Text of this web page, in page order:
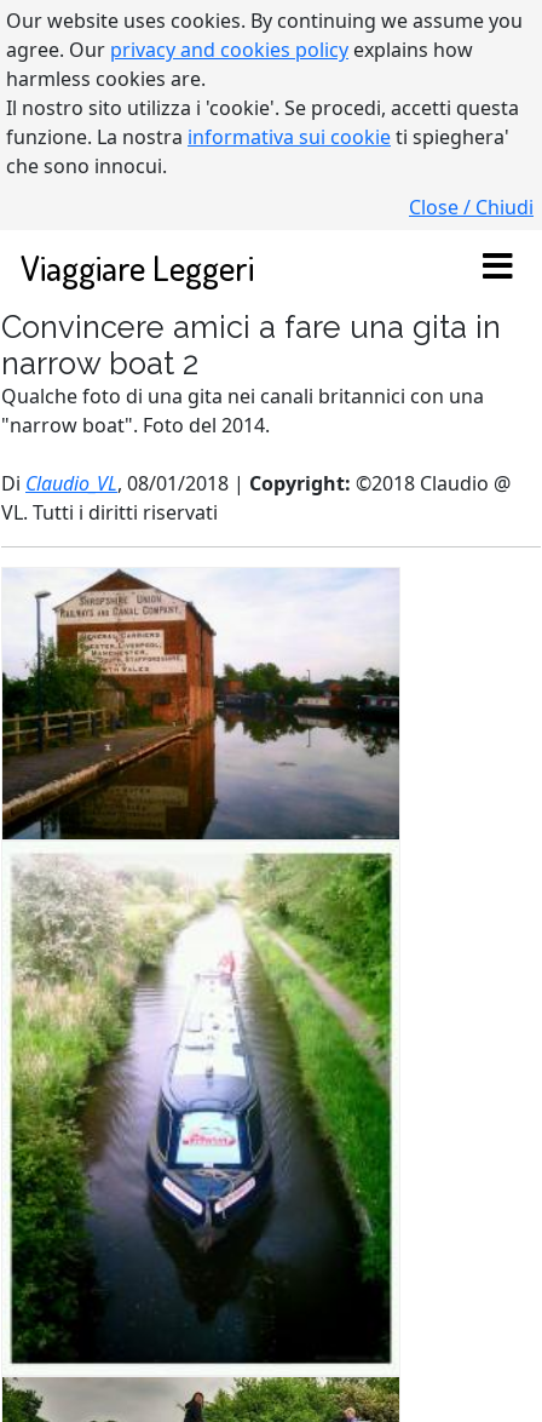
Our website uses cookies. By continuing we assume you
agree. Our privacy and cookies policy explains how
harmless cookies are.
Il nostro sito utilizza i 'cookie'. Se procedi, accetti questa
funzione. La nostra informativa sui cookieti spieghera'
che sono innocui.
Close / Chiudi
Viaggiare Leggeri
Convincere amici a fare una gita in
narrow boat 2
Qualche foto di una gita nei canali britannici con una
"narrow boat". Foto del 2014.
Di Claudio_VL, 08/01/2018 | Copyright: ©2018 Claudio @
VL. Tutti i diritti riservati